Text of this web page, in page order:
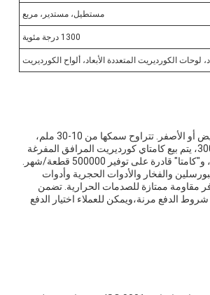
مستطيل، مستدير، مربع
1300 درجة مئوية
لوحات الكورديريت المتعددة الأبعاد، ألواح الكورديريت
مصممة وتصنيعها لتلبية أعلى المعايير، مع شهادة من ISO 9001.وهي متوفرة باللون الأبيض أو الأصفر. تتراوح سمكها من 10-30 ملم،
وتأتي في أشكال مستطيلة، مستديرة، ومربعة. مع الحد الأدنى للكمية الطلبية من 300pcs، يتم بيع كامتاي كورديريت المرافق المفرغة
والفخار والأدوات الحجرية وأدوات
مقاومة ممتازة للصدمات الحرارية. تضمن
الدفع مرنة،ويمكن للعملاء اختيار الدفع